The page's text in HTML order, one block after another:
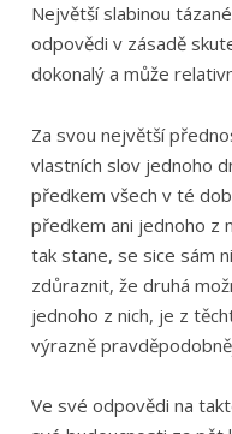
Největší slabinou
odpovědi v zásadě
dokonalý a může
Za svou největší
vlastních slov jednoho
předkem všech v té
předkem ani jednoho z
tak stane, se sice sám
zdůraznit, že druhá
jednoho z nich, je z
výrazně
Ve své odpovědi na